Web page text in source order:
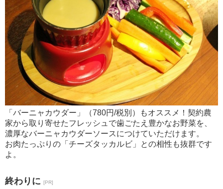
「バーニャカウダー」（780円/税別）もオススメ！契約農
家から取り寄せたフレッシュで歯ごたえ豊かなお野菜を、
濃厚なバーニャカウダーソースにつけていただけます。
お肉たっぷりの「チーズタッカルビ」との相性も抜群です
よ。
終わりに [PR]